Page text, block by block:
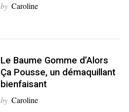
by Caroline
Le Baume Gomme d’Alors
Ça Pousse, un démaquillant
bienfaisant
by Caroline